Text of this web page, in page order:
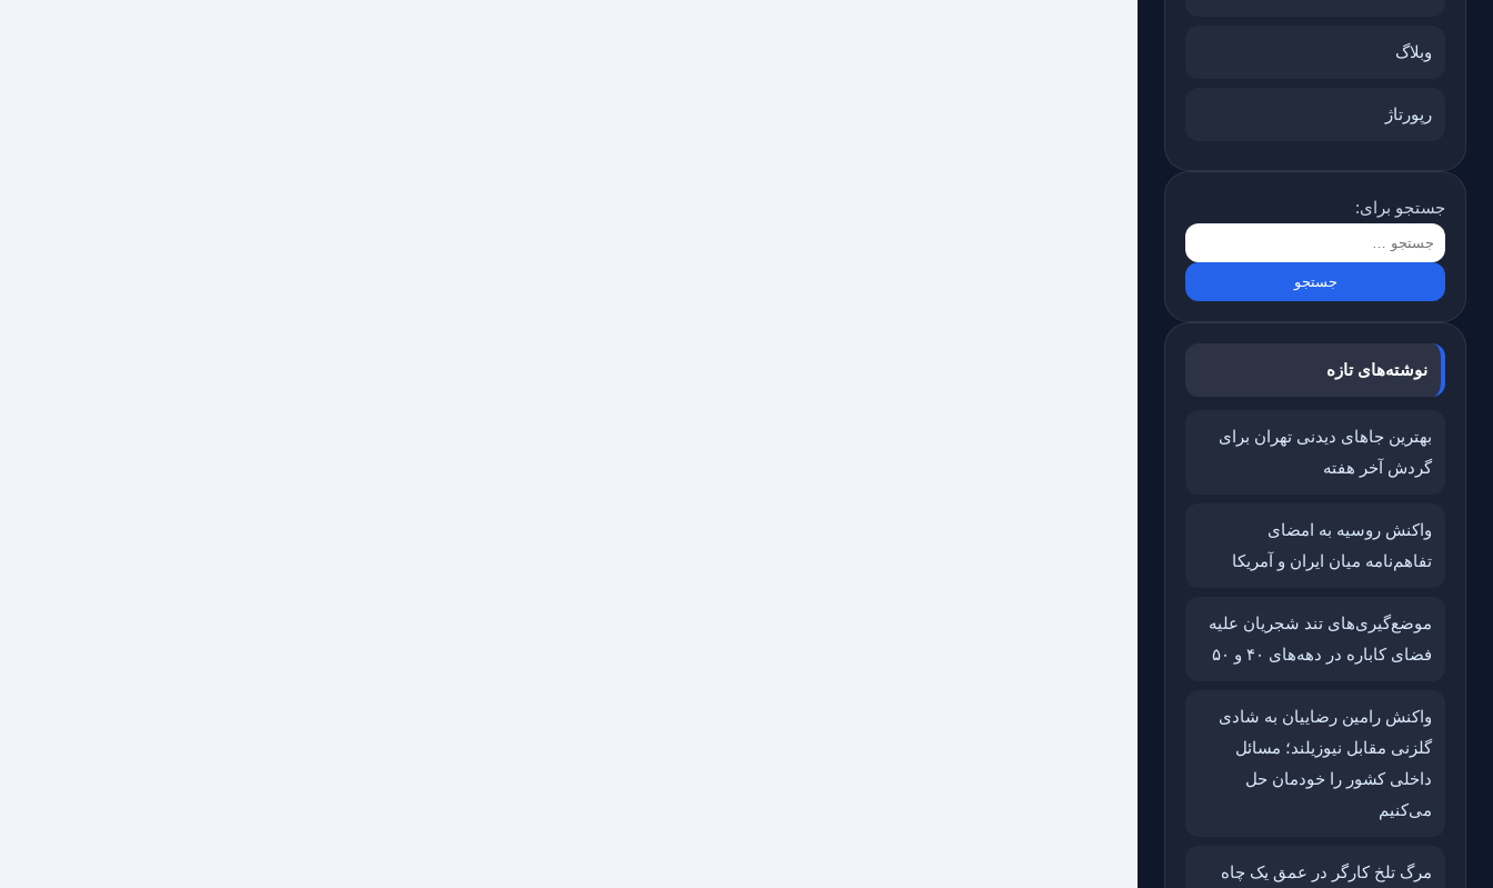
وبلاگ
رپورتاژ
جستجو برای:
نوشته‌های تازه
بهترین جاهای دیدنی تهران برای
گردش آخر هفته
واکنش روسیه به امضای
تفاهم‌نامه میان ایران و آمریکا
موضع‌گیری‌های تند شجریان علیه
فضای کاباره در دهه‌های ۴۰ و ۵۰
واکنش رامین رضاییان به شادی
گلزنی مقابل نیوزیلند؛ مسائل
داخلی کشور را خودمان حل
می‌کنیم
مرگ تلخ کارگر در عمق یک چاه